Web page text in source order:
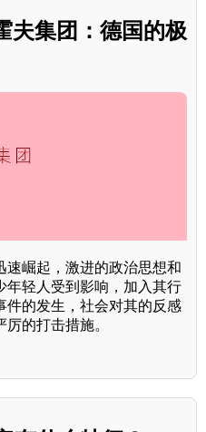
夫集团：德国的极
速崛起，激进的政治思想和
年轻人受到影响，加入其行
件的发生，社会对其的反感
的打击措施。